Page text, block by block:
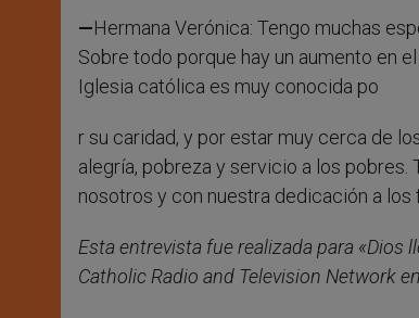
—Hermana Verónica: Tengo muchas
Sobre todo porque hay un aumento en
Iglesia católica es muy conocida po
r su caridad, y por estar muy cerca de
alegría, pobreza y servicio a los pobres.
nosotros y con nuestra dedicación a los
Esta entrevista fue realizada para «Dios
Catholic Radio and Television Network